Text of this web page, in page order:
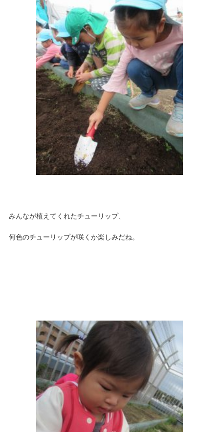
みんなが植えてくれたチューリップ、
何色のチューリップが咲くか楽しみだね。